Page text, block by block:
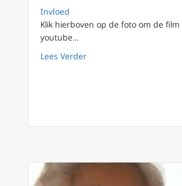
Invloed
Klik hierboven op de foto om de film
youtube…
Lees Verderabout Rol van